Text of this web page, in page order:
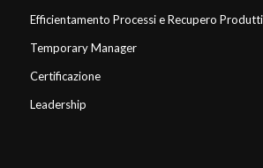
Efficientamento Processi e Recupero
Temporary Manager
Certificazione
Leadership